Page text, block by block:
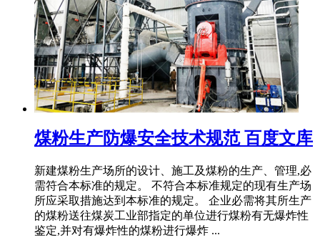
煤粉生产防爆安全技术规范 百度文库
新建煤粉生产场所的设计、施工及煤粉的生产、管理,必
需符合本标准的规定。 不符合本标准规定的现有生产场
所应采取措施达到本标准的规定。 企业必需将其所生产
的煤粉送往煤炭工业部指定的单位进行煤粉有无爆炸性
鉴定,并对有爆炸性的煤粉进行爆炸 ...